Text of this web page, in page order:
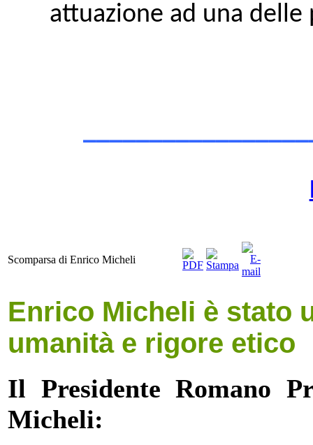
attuazione ad una
Scomparsa di Enrico Micheli
Enrico Micheli è stato
umanità e rigore etico
Il Presidente Romano
Micheli: